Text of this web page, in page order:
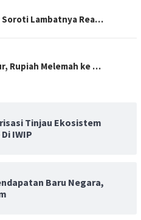
Soroti Lambatnya Rea…
Rupiah Melemah ke …
Tinjau Ekosistem
IWIP
Baru Negara,